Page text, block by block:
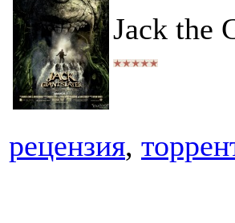
Jack the
рецензия,